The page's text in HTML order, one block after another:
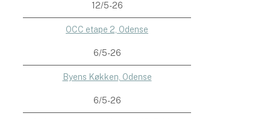
12/5-26
OCC etape 2, Odense
6/5-26
Byens Køkken, Odense
6/5-26